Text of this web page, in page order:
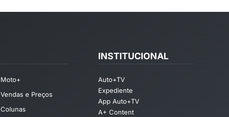
Moto+
Vendas e Preços
Colunas
INSTITUCIONAL
Auto+TV
Expediente
App Auto+TV
A+ Content